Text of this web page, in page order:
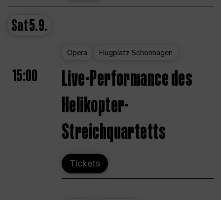
Sat5.9.
Opera Flugplatz Schönhagen
15:00
Live-Performance des
Helikopter-
Streichquartetts
Tickets